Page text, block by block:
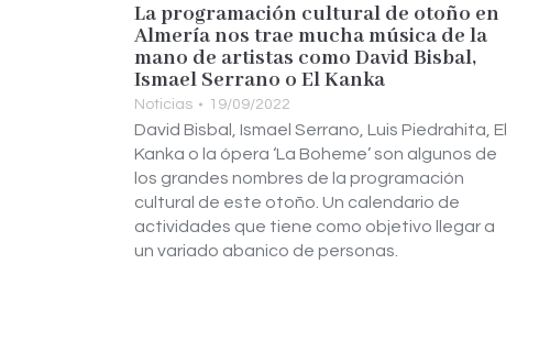
La programación cultural de otoño en
Almería nos trae mucha música de la
mano de artistas como David Bisbal,
Ismael Serrano o El Kanka
Noticias 19/09/2022
David Bisbal, Ismael Serrano, Luis Piedrahita, El
Kanka o la ópera ‘La Boheme’ son algunos de
los grandes nombres de la programación
cultural de este otoño. Un calendario de
actividades que tiene como objetivo llegar a
un variado abanico de personas.